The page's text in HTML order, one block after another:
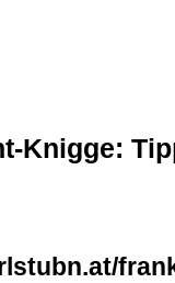
Knigge: